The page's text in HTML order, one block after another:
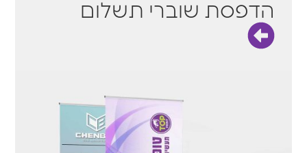
הדפסת שוברי תשלום